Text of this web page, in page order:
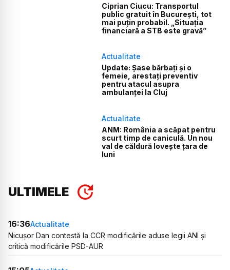
Ciprian Ciucu: Transportul
public gratuit în București, tot
mai puțin probabil. „Situația
financiară a STB este gravă”
Actualitate
Update: Șase bărbați și o
femeie, arestați preventiv
pentru atacul asupra
ambulanței la Cluj
Actualitate
ANM: România a scăpat pentru
scurt timp de caniculă. Un nou
val de căldură lovește țara de
luni
ULTIMELE
16:36Actualitate
Nicușor Dan contestă la CCR modificările aduse legii ANI și
critică modificările PSD-AUR